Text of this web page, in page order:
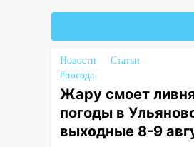
16:12 В
отечественный
цифровой ПЦР
15:47
вернуть деньги
закрывшегося
«Рекорд-Fitness»
Новости
Статьи
#погода
Жару смоет
погоды в
выходные 8-9